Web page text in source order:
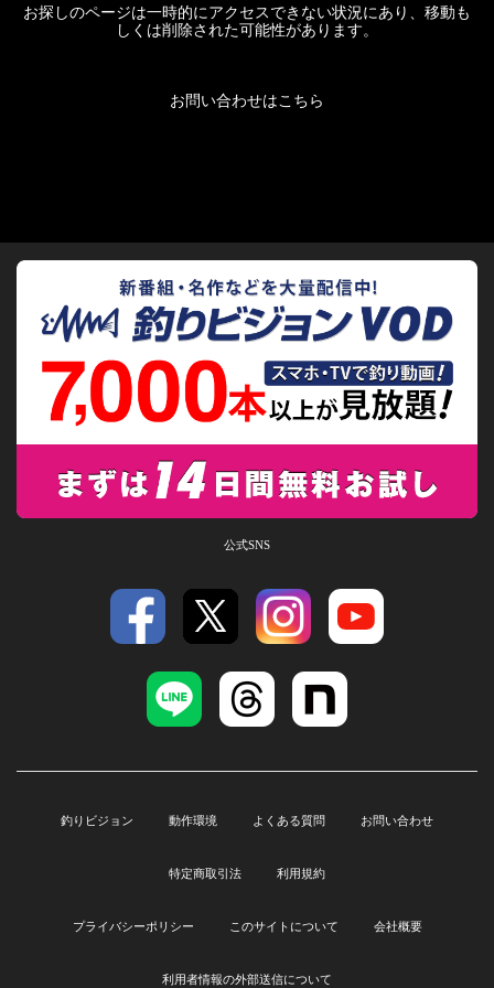
お探しのページは一時的にアクセスできない状況にあり、移動も
しくは削除された可能性があります。
お問い合わせはこちら
公式SNS
釣りビジョン 動作環境 よくある質問 お問い合わせ
特定商取引法 利用規約
プライバシーポリシー このサイトについて 会社概要
利用者情報の外部送信について